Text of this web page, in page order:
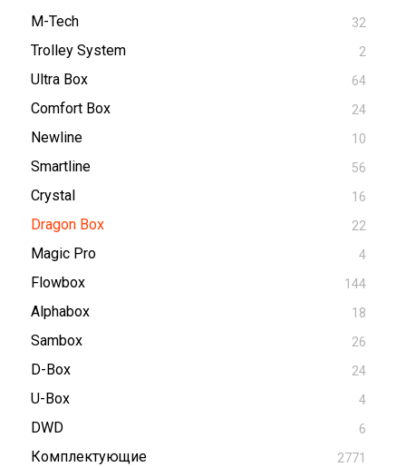
M-Tech 32
Trolley System 2
Ultra Box 64
Comfort Box 24
Newline 10
Smartline 56
Crystal 16
Dragon Box 22
Magic Pro 4
Flowbox 144
Alphabox 18
Sambox 26
D-Box 24
U-Box 4
DWD 6
Комплектующие 2771